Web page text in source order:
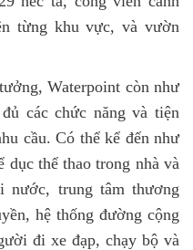
từng khu vực, và vườn
Waterpoint còn như
các chức năng và tiện
cầu. Có thể kể đến như
thể thao trong nhà và
nước, trung tâm thương
hệ thống đường cộng
đi xe đạp, chạy bộ và